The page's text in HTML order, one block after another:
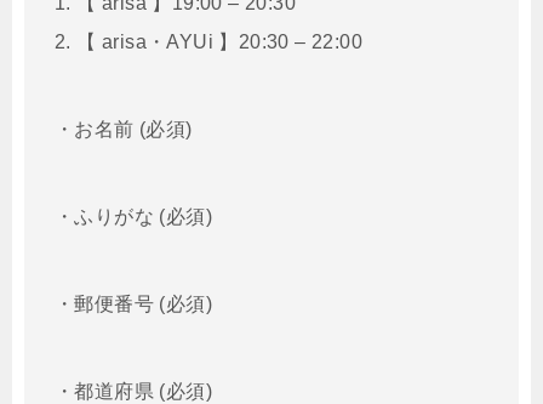
2.
【 arisa・AYUi 】20:30 – 22:00
・お名前 (必須)
・ふりがな (必須)
・郵便番号 (必須)
・都道府県 (必須)